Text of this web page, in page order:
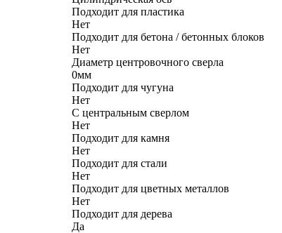
Подходит для пластика
Нет
Подходит для бетона / бетонных блоков
Нет
Диаметр центровочного сверла
0мм
Подходит для чугуна
Нет
С центральным сверлом
Нет
Подходит для камня
Нет
Подходит для стали
Нет
Подходит для цветных металлов
Нет
Подходит для дерева
Да